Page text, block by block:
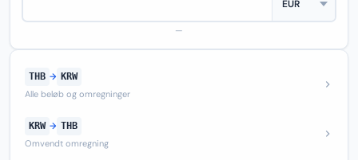
—
THB → KRW
Alle beløb og omregninger
KRW → THB
Omvendt omregning